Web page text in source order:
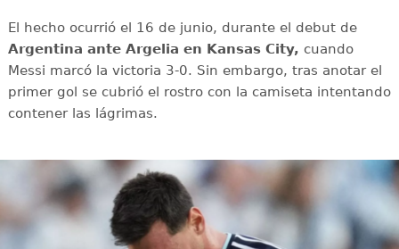
El hecho ocurrió el 16 de junio, durante el debut de
Argentina ante Argelia en Kansas City, cuando
Messi marcó la victoria 3-0. Sin embargo, tras anotar el
primer gol se cubrió el rostro con la camiseta intentando
contener las lágrimas.